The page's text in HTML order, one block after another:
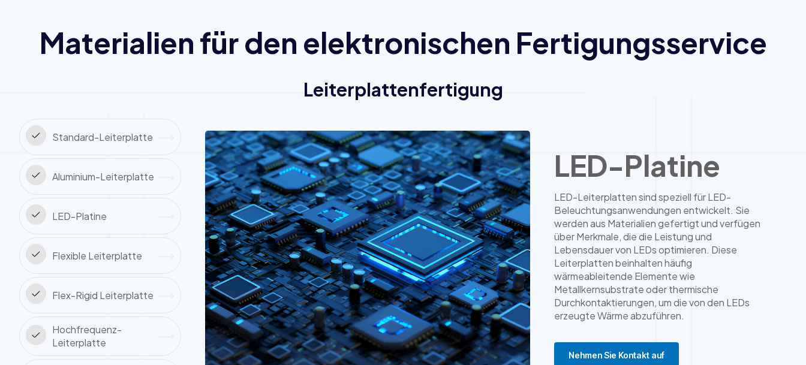
Materialien für den elektronischen Fertigungsservice
Leiterplattenfertigung
Standard-Leiterplatte
Aluminium-Leiterplatte
LED-Platine
Flexible Leiterplatte
Flex-Rigid Leiterplatte
Hochfrequenz-
Leiterplatte
LED-Platine
LED-Leiterplatten sind speziell für LED-
Beleuchtungsanwendungen entwickelt. Sie
werden aus Materialien gefertigt und verfügen
über Merkmale, die die Leistung und
Lebensdauer von LEDs optimieren. Diese
Leiterplatten beinhalten häufig
wärmeableitende Elemente wie
Metallkernsubstrate oder thermische
Durchkontaktierungen, um die von den LEDs
erzeugte Wärme abzuführen.
Nehmen Sie Kontakt auf